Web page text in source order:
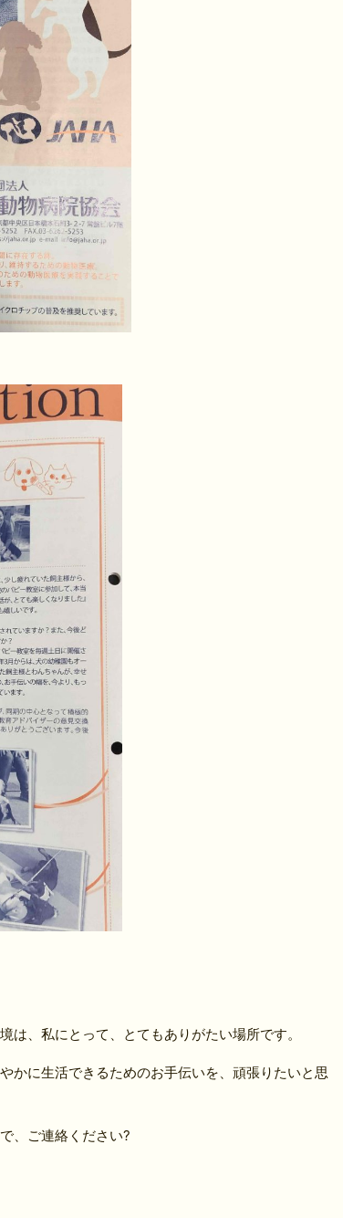
、私にとって、とてもありがたい場所です。
かに生活できるためのお手伝いを、頑張りたいと思
、ご連絡ください?